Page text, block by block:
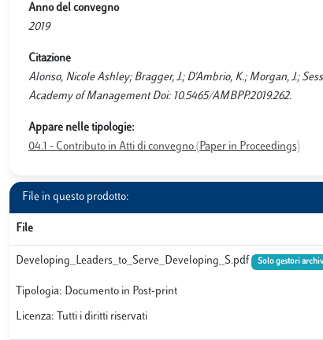
Anno del convegno
2019
Citazione
Alonso, Nicole Ashley; Bragger, J.; D'Ambrio, K.; Morgan, J.;
Academy of Management Doi: 10.5465/AMBPP.2019.262.
Appare nelle tipologie:
04.1 - Contributo in Atti di convegno (Paper in Proceedings)
File in questo prodotto:
File
Developing_Leaders_to_Serve_Developing_S.pdf Solo gestori
Tipologia: Documento in Post-print
Licenza: Tutti i diritti riservati